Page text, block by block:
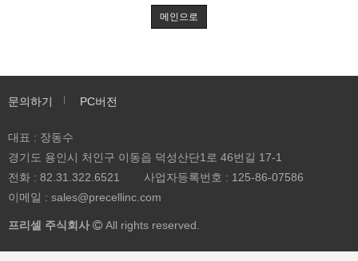
메인으로
문의하기 PC버전
대표 : 장동수
경기도 용인시 처인구 이동읍 덕성산단1로 46번길 17-1
전화 : 82.31.322.6521 사업자등록번호 : 125-86-07586
이메일 : sales@precellinc.com
프리셀 주식회사 All rights reserved.